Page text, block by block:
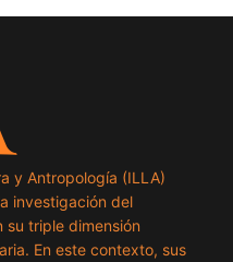
y Antropología (ILLA)
investigación del
su triple dimensión
En este contexto, sus